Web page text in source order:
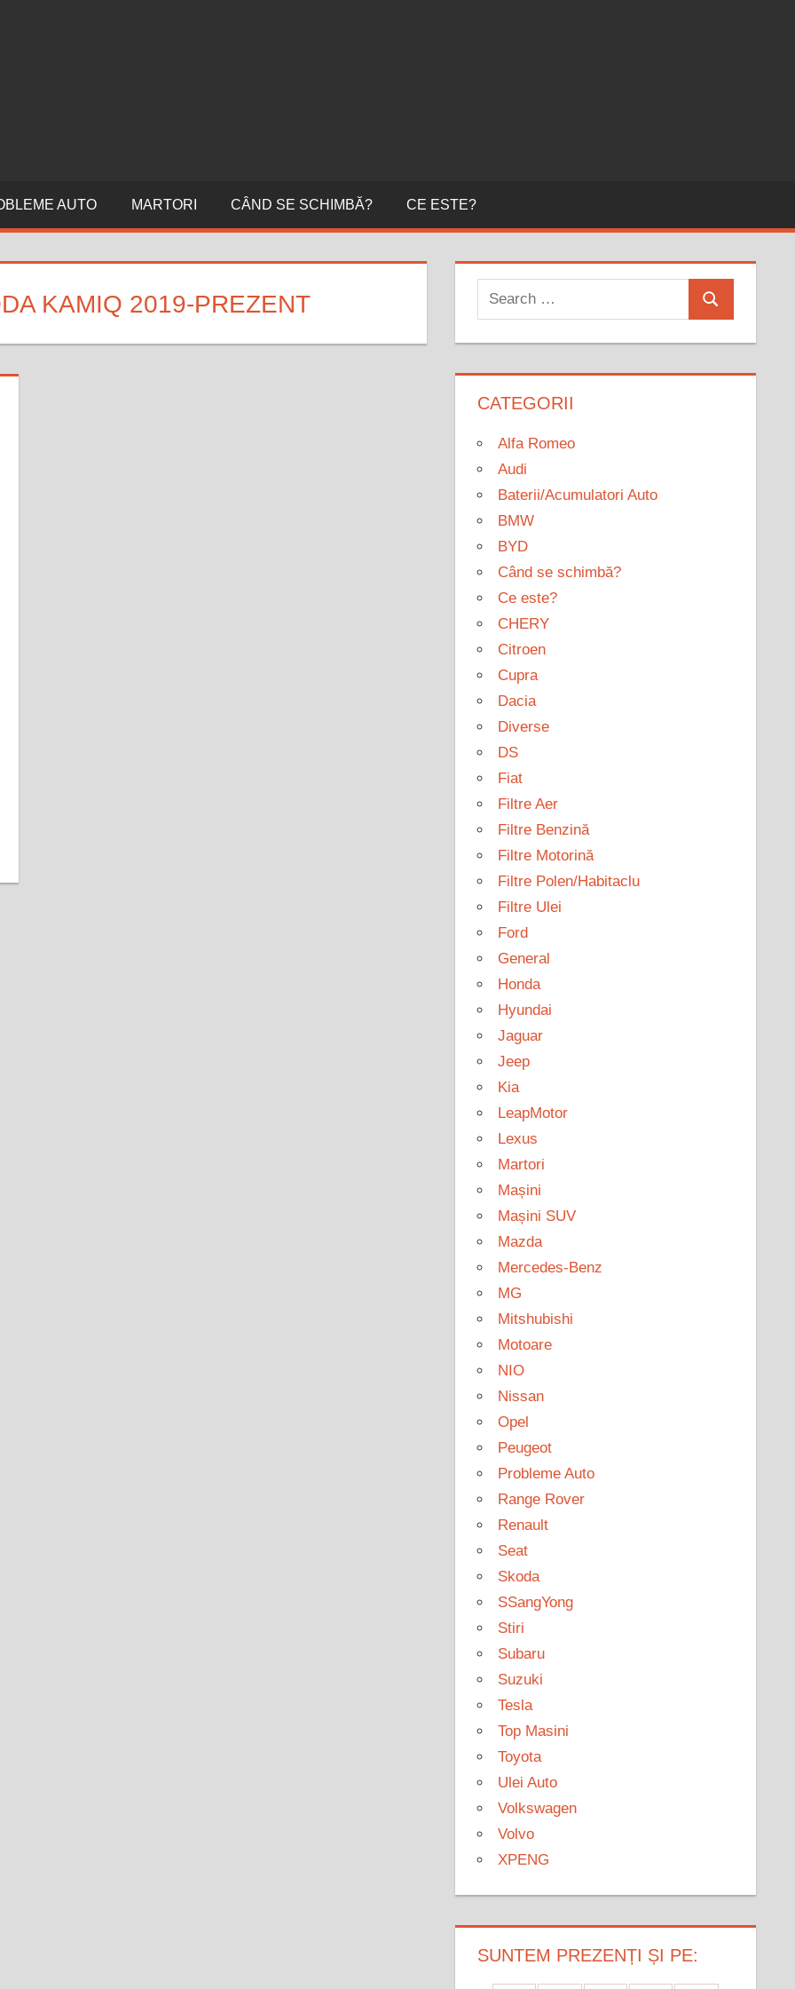
AUTO MARTORI CÂND SE SCHIMBĂ? CE ESTE?
KAMIQ 2019-PREZENT
Search
for:
Search
CATEGORII
Alfa Romeo
Audi
Baterii/Acumulatori Auto
BMW
BYD
Când se schimbă?
Ce este?
CHERY
Citroen
Cupra
Dacia
Diverse
DS
Fiat
Filtre Aer
Filtre Benzină
Filtre Motorină
Filtre Polen/Habitaclu
Filtre Ulei
Ford
General
Honda
Hyundai
Jaguar
Jeep
Kia
LeapMotor
Lexus
Martori
Mașini
Mașini SUV
Mazda
Mercedes-Benz
MG
Mitshubishi
Motoare
NIO
Nissan
Opel
Peugeot
Probleme Auto
Range Rover
Renault
Seat
Skoda
SSangYong
Stiri
Subaru
Suzuki
Tesla
Top Masini
Toyota
Ulei Auto
Volkswagen
Volvo
XPENG
SUNTEM PREZENȚI ȘI PE: